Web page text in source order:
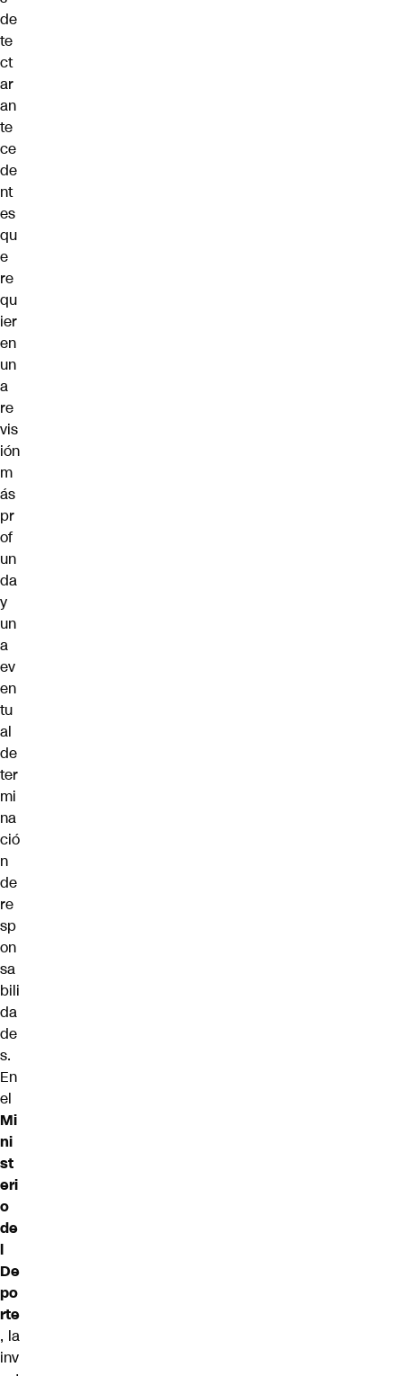
de
te
ct
ar
an
te
ce
de
nt
es
qu
e
re
qu
ier
en
un
a
re
vis
ión
m
ás
pr
of
un
da
y
un
a
ev
en
tu
al
de
ter
mi
na
ció
n
de
re
sp
on
sa
bili
da
de
s.
En
el
Mi
ni
st
eri
o
de
l
De
po
rte
, la
inv